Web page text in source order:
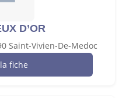
D’OR
Saint-Vivien-De-Medoc
fiche